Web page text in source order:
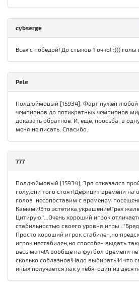
cybserge
Всех с победой! До стыков 1 очко! :))) голы
Pele
Полдюймовый [15934], Фарт нужен
чемпионов до пятикратных чемпионов
доказать обратное. И, ещё, просьба, в
меня не писать. Спасибо.
777
Полдюймовый [15934], Зря отказался
голу,они того стоят!Дефицит времени на
голов несопоставим с временем
Камами!Это эстетика,украшение!Грех
Цитирую."...Очень хороший игрок
стабильностью своего уровня
Просто хороший игрок стабилен,но
игрок нестабилен,но способен выдать
весь матч!А вообще на футбол времени
сколько соблазнов!Надо выбирать!И что
иных получается,как у тебя-один из